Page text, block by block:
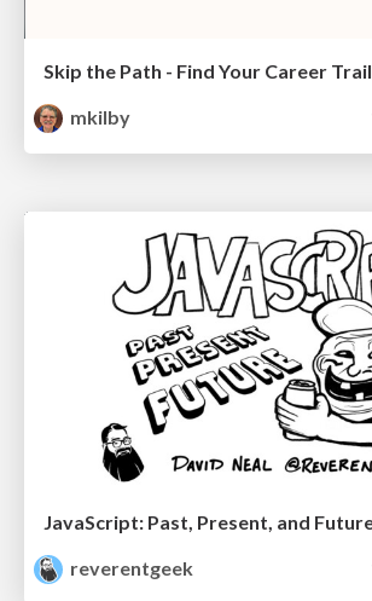
Skip the Path - Find Your Career Trail
mkilby
reverentgeek